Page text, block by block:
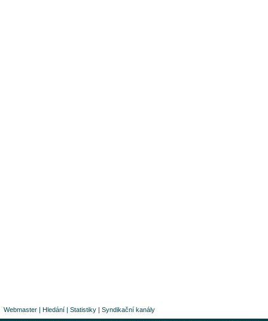
Webmaster | Hledání | Statistiky | Syndikační kanály